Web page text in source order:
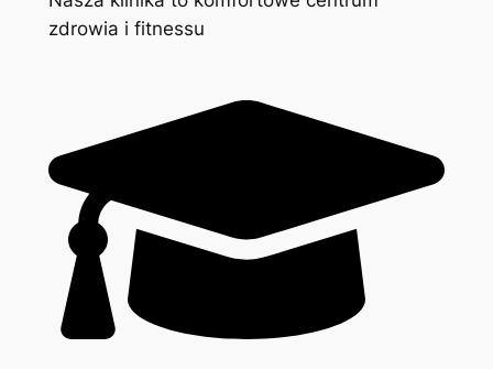
zdrowia i fitnessu